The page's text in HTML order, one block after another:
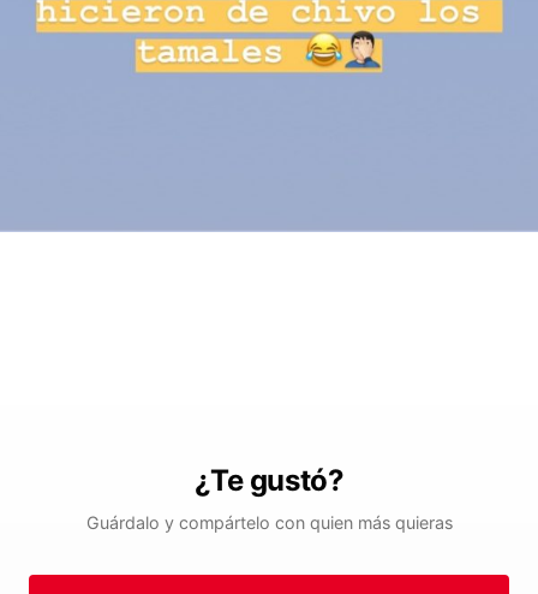
¿Te gustó?
Guárdalo y compártelo con quien más quieras